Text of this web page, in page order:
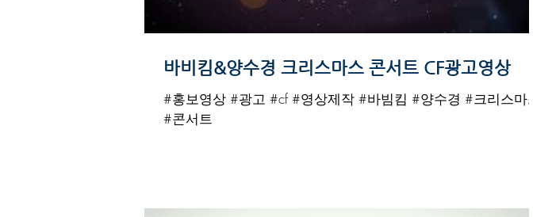
바비킴&양수경 크리스마스 콘서트 CF광고영상
#홍보영상 #광고 #cf #영상제작 #바빔킴 #양수경 #크리스마스
#콘서트